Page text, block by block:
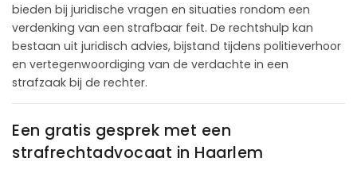
bieden bij juridische vragen en situaties rondom een
verdenking van een strafbaar feit. De rechtshulp kan
bestaan uit juridisch advies, bijstand tijdens politieverhoor
en vertegenwoordiging van de verdachte in een
strafzaak bij de rechter.
Een gratis gesprek met een
strafrechtadvocaat in Haarlem